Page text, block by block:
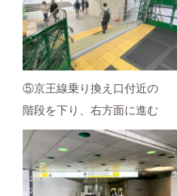
⑤京王線乗り換え口付近の
階段を下り、右方面に進む